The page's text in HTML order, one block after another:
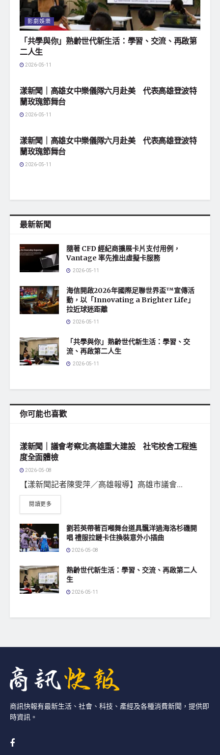
影劇娛樂
「共學與你」熟齡世代新生活：學習、交流、再啟第
二人生
2026-05-11
漾新聞｜高雄女中樂儀隊六月赴美 代表高雄登波特
蘭玫瑰節舞台
2026-05-11
漾新聞｜高雄女中樂儀隊六月赴美 代表高雄登波特
蘭玫瑰節舞台
2026-05-11
最新新聞
隨著 CFD 經紀商擴展卡片支付用例，
Vantage 率先推出虛擬卡服務
2026-05-11
海信開啟2026年國際足聯世界盃™宣傳活
動，以「Innovating a Brighter Life」
拉近球迷距離
2026-05-11
「共學與你」熟齡世代新生活：學習、交
流、再啟第二人生
2026-05-11
你可能也喜歡
漾新聞｜議會考察北高雄重大建設 社宅校舍工程進
度全面體檢
2026-05-08
【漾新聞記者陳雯萍／高雄報導】高雄市議會...
閱讀更多
劉若英帶著百噸舞台道具飄洋過海洛杉磯開
唱 禮服拉鏈卡住換裝意外小插曲
2026-05-08
熟齡世代新生活：學習、交流、再啟第二人
生
2026-05-11
商訊快報有最新生活、社會、科技、產經及各種消費新聞，提供即
時資訊。